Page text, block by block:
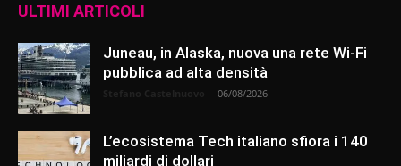
ULTIMI ARTICOLI
Juneau, in Alaska, nuova una rete Wi-Fi
pubblica ad alta densità
- 06/08/2026
L’ecosistema Tech italiano sfiora i 140
miliardi di dollari